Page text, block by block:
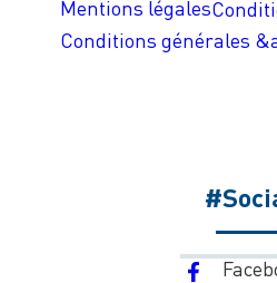
Mentions légales
Conditions générales